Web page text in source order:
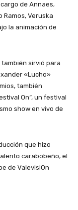
de Annaes,
Ramos, Veruska
la animación de
sirvió para
«Lucho»
también
On”, un festival
show en vivo de
que hizo
carabobeño, el
de ValevisiOn